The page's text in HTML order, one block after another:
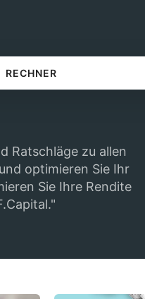
RECHNER
Ratschläge zu allen
optimieren Sie Ihr
Sie Ihre Rendite